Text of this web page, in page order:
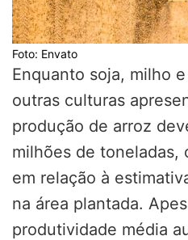
Foto: Envato
Enquanto soja, milho
outras culturas
produção de arroz
milhões de toneladas,
em relação à
na área plantada.
produtividade média